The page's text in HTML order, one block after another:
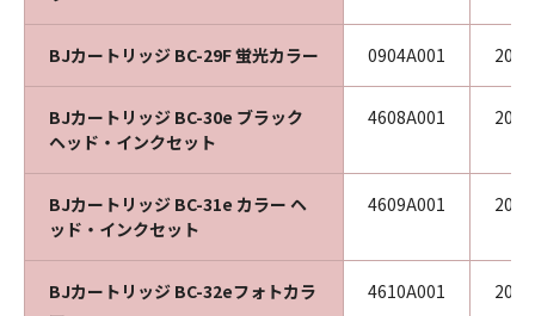
BJカートリッジ BC-29F 蛍光カラー 0904A001
BJカートリッジ BC-30e ブラック
ヘッド・インクセット
4608A001
BJカートリッジ BC-31e カラー ヘ
ッド・インクセット
4609A001
BJカートリッジ BC-32eフォトカラ
4610A001